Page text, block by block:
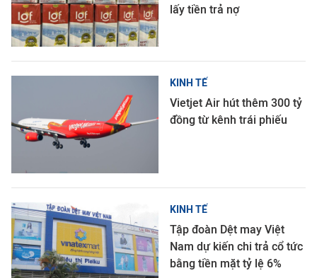
lấy tiền trả nợ
KINH TẾ
Vietjet Air hút thêm 300 tỷ
đồng từ kênh trái phiếu
KINH TẾ
Tập đoàn Dệt may Việt
Nam dự kiến chi trả cổ tức
bằng tiền mặt tỷ lệ 6%